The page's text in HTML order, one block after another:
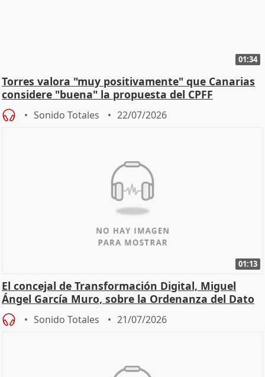
01:34
Torres valora "muy positivamente" que Canarias
considere "buena" la propuesta del CPFF
Sonido Totales 22/07/2026
01:13
El concejal de Transformación Digital, Miguel
Ángel García Muro, sobre la Ordenanza del Dato
Sonido Totales 21/07/2026